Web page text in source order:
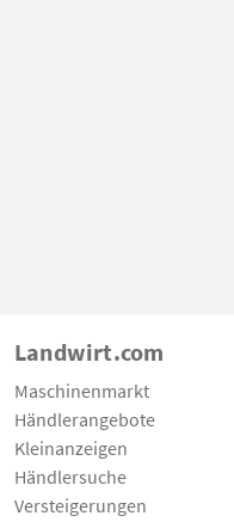
Landwirt.com
Maschinenmarkt
Händlerangebote
Kleinanzeigen
Händlersuche
Versteigerungen